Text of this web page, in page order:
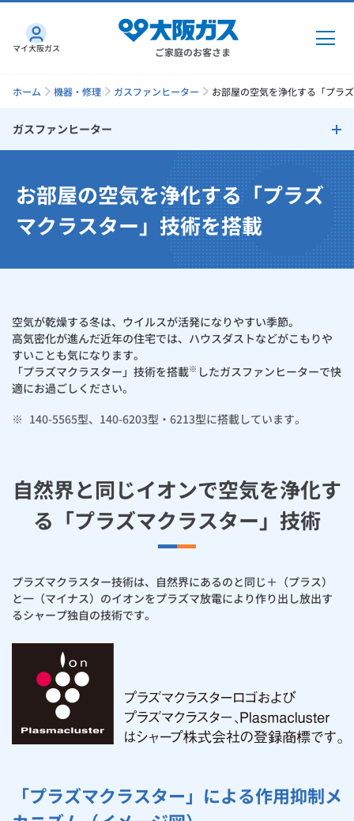
ご家庭のお客さま
ガス・電気トップ
GAS得プラン
一般料金
「大阪ガスの都市ガス」への切り替えについて
電気 トップ
「大阪ガスの電気」が選ばれる理由
電気料金メニュー
太陽光発電余剰電力買取サービス
まとめプラン紹介
ガスと電気の
ガスと電気の 使用中止の申込
インターネット
料金プラン
工事・開通までの流れ
通信速度測定
まとめプラン紹介
簡単プラン診断
機器
キッチン
ガスコンロ
ガスオーブン
食器洗い乾燥機
バス・洗面
ガス温水浴室暖房乾燥機
「カワック・ミストカワック」
乾太くん
ガスファンヒーター
取替用ガスコンセント
ガスコード
ガス栓の増設 プラスライン
ルームエアコン
発電・省エネ
太陽光発電
蓄電池
スマイルーフ
エコキュート
ぴこぴこ・スマぴこ・けむぴこ
消火器
修理
故障診断
取扱説明書を探す
定額サービス
らく得保証
機器・修理お申込み
くらしのサービストップ
リフォーム・リノベーション
住ミカタ・リフォーム
リノベーション「マイリノ」
住ミカタ・サービス
ホームセキュリティ
便利・おトク
スマイLINK
めちゃとクーポン
プリゼロ
関西おでかけ納税
ハウスクリーニング
お手続き・サポート
お手続き一覧
お問い合わせ
お引越しの手続き
ショールーム Daigasコラム
マイ大阪ガス
ホーム 機器・修理 ガスファンヒーター お部屋の空気を浄化する「プラ
ガスファンヒーター
ガスファンヒーターは省エネ・快適
満足度調査結果
ご購入前のチェックポイント
ご購入前のお悩み解決
お部屋の空気を浄化する「プラズ
マクラスター」技術を搭載
空気が乾燥する冬は、ウイルスが活発になりやすい季節。
高気密化が進んだ近年の住宅では、ハウスダストなどがこもりや
すいことも気になります。
「プラズマクラスター」技術を搭載※ したガスファンヒーターで快
適にお過ごしください。
※ 140-5565型、140-6203型・6213型に搭載しています。
自然界と同じイオンで空気を浄化す
る「プラズマクラスター」技術
プラズマクラスター技術は、自然界にあるのと同じ＋（プラス）
と一（マイナス）のイオンをプラズマ放電により作り出し放出す
るシャープ独自の技術です。
「プラズマクラスター」による作用抑制メ